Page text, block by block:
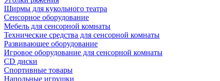
Ширмы для кукольного театра
Сенсорное оборудование
Мебель для сенсорной комнаты
Технические средства для сенсорной комнаты
Развивающее оборудование
Игровое оборудование для сенсорной комнаты
CD диски
Спортивные товары
Напольные игрушки